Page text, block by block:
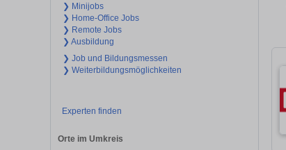
❯ Minijobs
❯ Home-Office Jobs
❯ Remote Jobs
❯ Ausbildung
❯ Job und Bildungsmessen
❯ Weiterbildungsmöglichkeiten
Experten finden
Orte im Umkreis